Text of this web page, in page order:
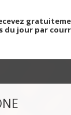
du jour par